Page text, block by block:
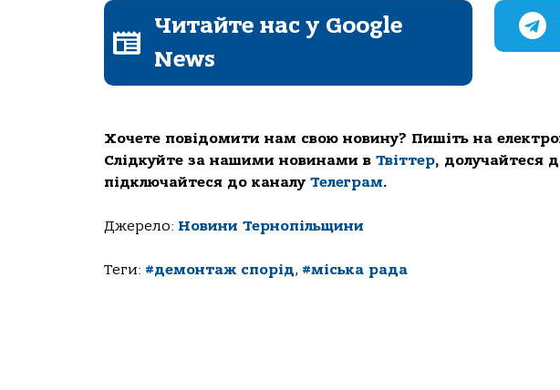
Читайте нас у Google
News
Хочете повідомити нам свою новину? Пишіть на
Слідкуйте за нашими новинами в Твіттер, долучайтеся
підключайтеся до каналу Телеграм.
Джерело: Новини Тернопільщини
Теги: #демонтаж спорід, #міська рада